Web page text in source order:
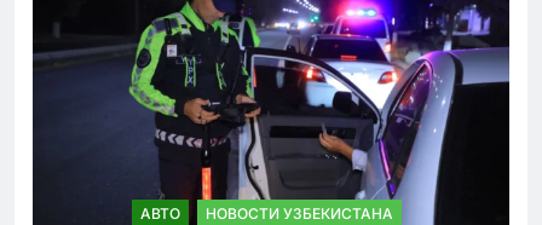
АВТО НОВОСТИ УЗБЕКИСТАНА